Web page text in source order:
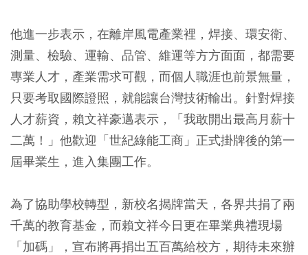
他進一步表示，在離岸風電產業裡，焊接、環安衛、
測量、檢驗、運輸、品管、維運等方方面面，都需要
專業人才，產業需求可觀，而個人職涯也前景無量，
只要考取國際證照，就能讓台灣技術輸出。針對焊接
人才薪資，賴文祥豪邁表示，「我敢開出最高月薪十
二萬！」他歡迎「世紀綠能工商」正式掛牌後的第一
屆畢業生，進入集團工作。
為了協助學校轉型，新校名揭牌當天，各界共捐了兩
千萬的教育基金，而賴文祥今日更在畢業典禮現場
「加碼」，宣布將再捐出五百萬給校方，期待未來辦